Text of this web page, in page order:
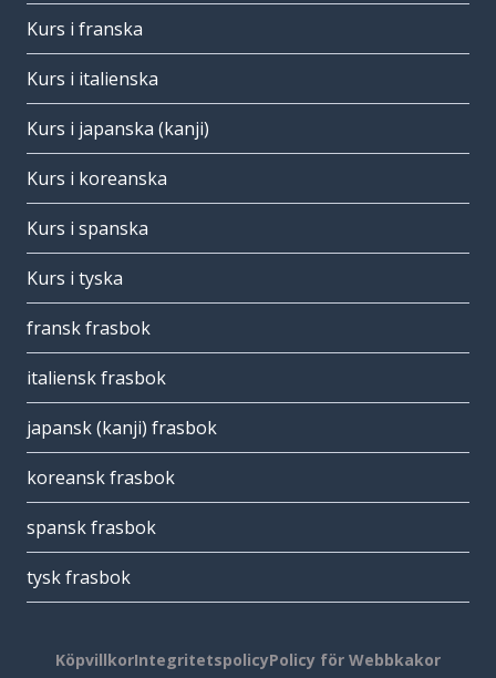
Kurs i franska
Kurs i italienska
Kurs i japanska (kanji)
Kurs i koreanska
Kurs i spanska
Kurs i tyska
fransk frasbok
italiensk frasbok
japansk (kanji) frasbok
koreansk frasbok
spansk frasbok
tysk frasbok
KöpvillkorIntegritetspolicyPolicy för Webbkakor